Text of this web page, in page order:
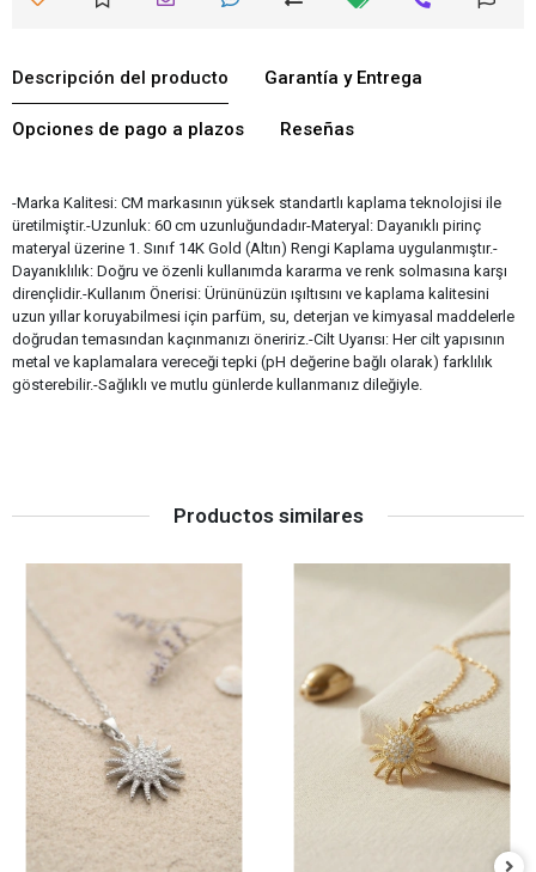
Descripción del producto Garantía y Entrega
Opciones de pago a plazos Reseñas
-Marka Kalitesi: CM markasının yüksek standartlı kaplama teknolojisi ile
üretilmiştir.-Uzunluk: 60 cm uzunluğundadır-Materyal: Dayanıklı pirinç
materyal üzerine 1. Sınıf 14K Gold (Altın) Rengi Kaplama uygulanmıştır.-
Dayanıklılık: Doğru ve özenli kullanımda kararma ve renk solmasına karşı
dirençlidir.-Kullanım Önerisi: Ürününüzün ışıltısını ve kaplama kalitesini
uzun yıllar koruyabilmesi için parfüm, su, deterjan ve kimyasal maddelerle
doğrudan temasından kaçınmanızı öneririz.-Cilt Uyarısı: Her cilt yapısının
metal ve kaplamalara vereceği tepki (pH değerine bağlı olarak) farklılık
gösterebilir.-Sağlıklı ve mutlu günlerde kullanmanız dileğiyle.
Productos similares